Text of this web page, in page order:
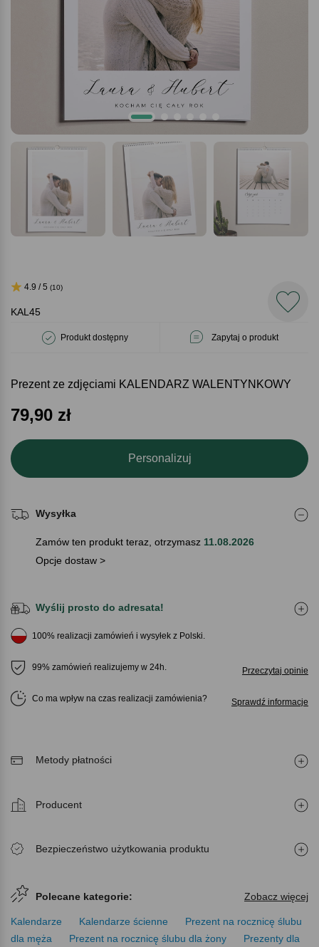
KAL45
Produkt dostępny Zapytaj o produkt
4.9 / 5 (10)
Prezent ze zdjęciami KALENDARZ WALENTYNKOWY
79,90 zł
Personalizuj
Wysyłka
Zamów ten produkt teraz, otrzymasz 11.08.2026
Opcje dostaw >
Wyślij prosto do adresata!
100% realizacji zamówień i wysyłek z Polski.
99% zamówień realizujemy w 24h. Przeczytaj opinie
Co ma wpływ na czas realizacji zamówienia Sprawdź informacje
Metody płatności
Producent
Bezpieczeństwo użytkowania produktu
Polecane kategorie: Zobacz więcej
Kalendarze Kalendarze ścienne
Prezent na rocznicę ślubu
dla męża
Prezent na rocznicę ślubu dla żony
Prezenty dla